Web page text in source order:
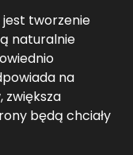
tworzenie
naturalnie
na
zwiększa
będą chciały